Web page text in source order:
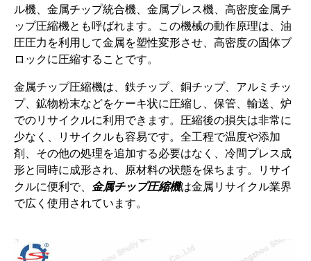
ル機、金属チップ統合機、金属プレス機、高密度金属チ
ップ圧縮機とも呼ばれます。この機械の動作原理は、油
圧圧力を利用して金属を塑性変形させ、高密度の固体ブ
ロックに圧縮することです。
金属チップ圧縮機は、鉄チップ、銅チップ、アルミチッ
プ、鉱物粉末などをケーキ状に圧縮し、保管、輸送、炉
でのリサイクルに利用できます。圧縮後の損失は非常に
少なく、リサイクルも容易です。全工程で温度や添加
剤、その他の処理を追加する必要はなく、冷間プレス成
形と同時に成形され、原材料の状態を保ちます。リサイ
クルに便利で、 金属チップ圧縮機は金属リサイクル業界
で広く使用されています。